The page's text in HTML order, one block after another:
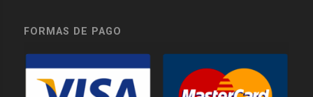
FORMAS DE PAGO